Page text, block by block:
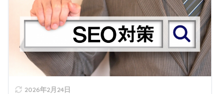
事により、アクセスを集めるという SEO の手法となりま
す。 ロ ...
" width="520" height="300" />
2026年2月24日